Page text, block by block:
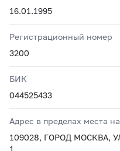
16.01.1995
Регистрационный номер
3200
БИК
044525433
Адрес в пределах места
109028, ГОРОД МОСКВА,
1